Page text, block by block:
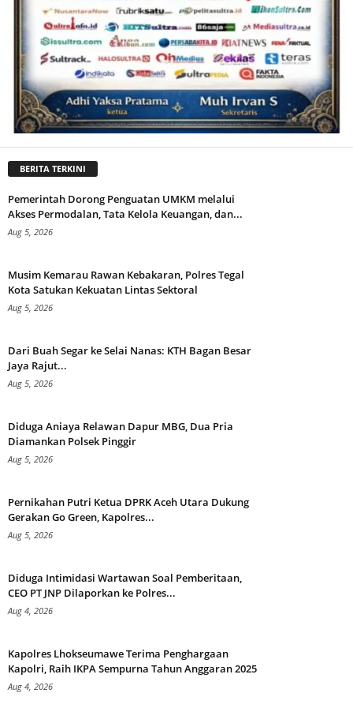
BERITA TERKINI
Pemerintah Dorong Penguatan UMKM melalui
Akses Permodalan, Tata Kelola Keuangan, dan...
Aug 5, 2026
Musim Kemarau Rawan Kebakaran, Polres Tegal
Kota Satukan Kekuatan Lintas Sektoral
Aug 5, 2026
Dari Buah Segar ke Selai Nanas: KTH Bagan Besar
Jaya Rajut...
Aug 5, 2026
Diduga Aniaya Relawan Dapur MBG, Dua Pria
Diamankan Polsek Pinggir
Aug 5, 2026
Pernikahan Putri Ketua DPRK Aceh Utara Dukung
Gerakan Go Green, Kapolres...
Aug 5, 2026
Diduga Intimidasi Wartawan Soal Pemberitaan,
CEO PT JNP Dilaporkan ke Polres...
Aug 4, 2026
Kapolres Lhokseumawe Terima Penghargaan
Kapolri, Raih IKPA Sempurna Tahun Anggaran 2025
Aug 4, 2026